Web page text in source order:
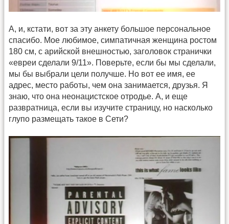
А, и, кстати, вот за эту анкету большое персональное
спасибо. Мое любимое, симпатичная женщина ростом
180 см, с арийской внешностью, заголовок странички
«евреи сделали 9/11». Поверьте, если бы мы сделали,
мы бы выбрали цели получше. Но вот ее имя, ее
адрес, место работы, чем она занимается, друзья. Я
знаю, что она неонацистское отродье. А, и еще
развратница, если вы изучите страницу, но насколько
глупо размещать такое в Сети?